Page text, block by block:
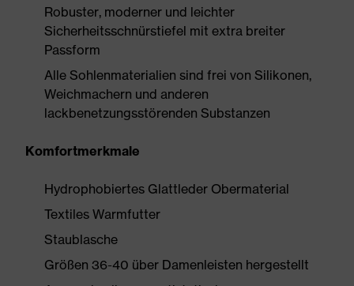
Robuster, moderner und leichter
Sicherheitsschnürstiefel mit extra breiter
Passform
Alle Sohlenmaterialien sind frei von Silikonen,
Weichmachern und anderen
lackbenetzungsstörenden Substanzen
Komfortmerkmale
Hydrophobiertes Glattleder Obermaterial
Textiles Warmfutter
Staublasche
Größen 36-40 über Damenleisten hergestellt